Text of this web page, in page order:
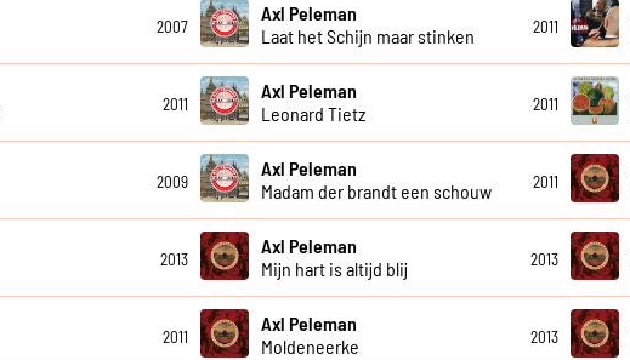
2007
Axl Peleman
Laat het Schijn maar stinken
2011
2011
Axl Peleman
Leonard Tietz
2011
2009
Axl Peleman
Madam der brandt een schouw
2011
2013
Axl Peleman
Mijn hart is altijd blij
2013
2011
Axl Peleman
Moldeneerke
2013